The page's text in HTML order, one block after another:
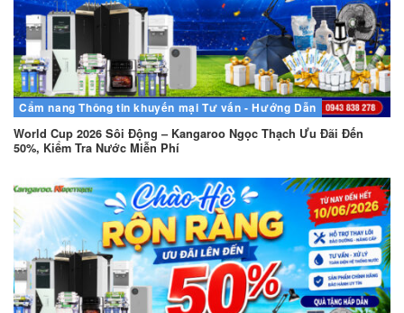
Cẩm nang Thông tin khuyến mại Tư vấn - Hướng Dẫn
World Cup 2026 Sôi Động – Kangaroo Ngọc Thạch Ưu Đãi Đến
50%, Kiểm Tra Nước Miễn Phí